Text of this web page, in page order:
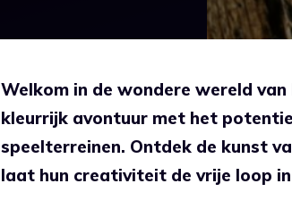
Welkom in de wondere wereld
kleurrijk avontuur met het
speelterreinen. Ontdek de kunst
laat hun creativiteit de vrije loop